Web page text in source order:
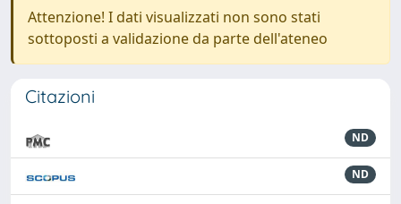
Attenzione! I dati visualizzati non sono stati
sottoposti a validazione da parte dell'ateneo
Citazioni
ND
ND